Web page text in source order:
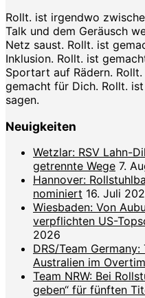
Rollt. ist irgendwo
Talk und dem Geräusch
Netz saust. Rollt. ist
Inklusion. Rollt. ist
Sportart auf Rädern.
gemacht für Dich. Rollt.
sagen.
Neuigkeiten
Wetzlar: RSV Lahn-
getrennte Wege 7.
Hannover:
nominiert 16. Juli
Wiesbaden: Von
verpflichten US-
2026
DRS/Team
Australien im
Team NRW: Bei
geben“ für fünften